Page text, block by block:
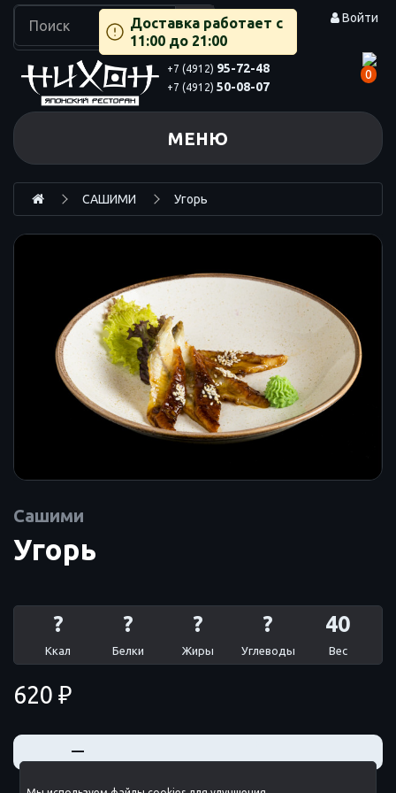
Войти
Доставка работает с
11:00 до 21:00
+7 (4912) 95-72-48
+7 (4912) 50-08-07
0
МЕНЮ
САШИМИ Угорь
Сашими
Угорь
? ? ? ? 40
Ккал Белки Жиры Углеводы Вес
620 ₽
—